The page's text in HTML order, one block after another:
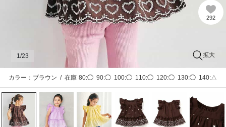
292
拡大
1 /23
カラー：ブラウン / 在庫 80:◯ 90:◯ 100:◯ 110:◯ 120:◯ 130:◯ 140:△